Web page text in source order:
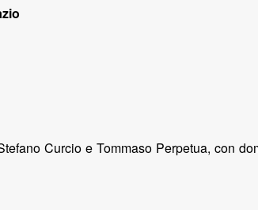
Curcio e Tommaso Perpetua, con